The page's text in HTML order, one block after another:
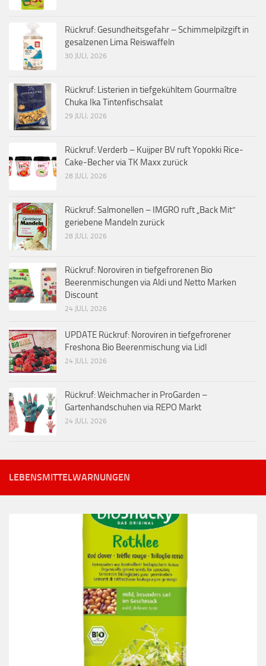
Rückruf: Gesundheitsgefahr – Schimmelpilzgift in
gesalzenen Lima Reiswaffeln
30 JULI, 2026
Rückruf: Listerien in tiefgekühltem Gourmaître
Chuka Ika Tintenfischsalat
29 JULI, 2026
Rückruf: Verderb – Kuijper BV ruft Yopokki Rice-
Cake-Becher via TK Maxx zurück
28 JULI, 2026
Rückruf: Salmonellen – IMGRO ruft „Back Mit“
geriebene Mandeln zurück
28 JULI, 2026
Rückruf: Noroviren in tiefgefrorenen Bio
Beerenmischungen via Aldi und Netto Marken
Discount
24 JULI, 2026
UPDATE Rückruf: Noroviren in tiefgefrorener
Freshona Bio Beerenmischung via Lidl
24 JULI, 2026
Rückruf: Weichmacher in ProGarden –
Gartenhandschuhen via REPO Markt
24 JULI, 2026
LEBENSMITTELWARNUNGEN